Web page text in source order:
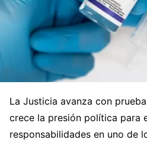
La Justicia avanza con
crece la presión política para
responsabilidades en uno de